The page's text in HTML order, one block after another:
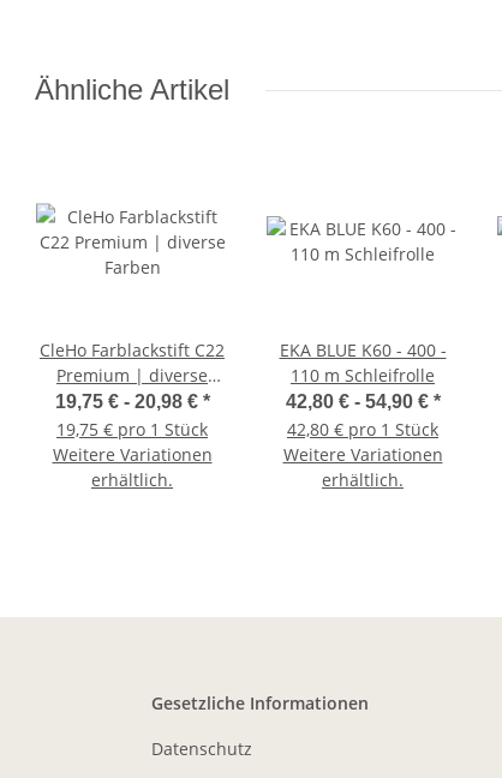
Ähnliche Artikel
CleHo Farblackstift C22
Premium | diverse
Farben
19,75 € - 20,98 € *
19,75 € pro 1 Stück
Weitere Variationen
erhältlich.
EKA BLUE K60 - 400 -
110 m Schleifrolle
42,80 € - 54,90 € *
42,80 € pro 1 Stück
Weitere Variationen
erhältlich.
Gesetzliche Informationen
Datenschutz